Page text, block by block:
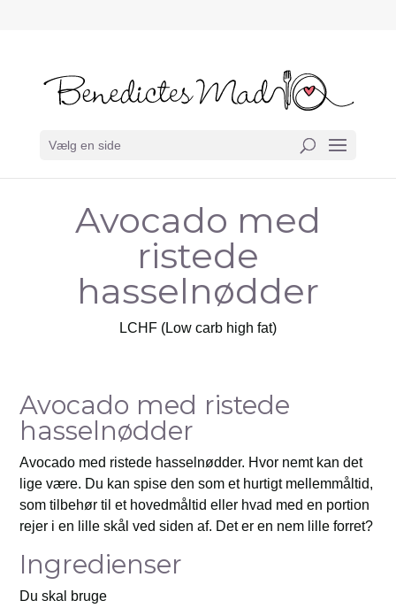
Vælg en side
Avocado med
ristede
hasselnødder
LCHF (Low carb high fat)
Avocado med ristede
hasselnødder
Avocado med ristede hasselnødder. Hvor nemt kan det
lige være. Du kan spise den som et hurtigt mellemmåltid,
som tilbehør til et hovedmåltid eller hvad med en portion
rejer i en lille skål ved siden af. Det er en nem lille forret?
Ingredienser
Du skal bruge